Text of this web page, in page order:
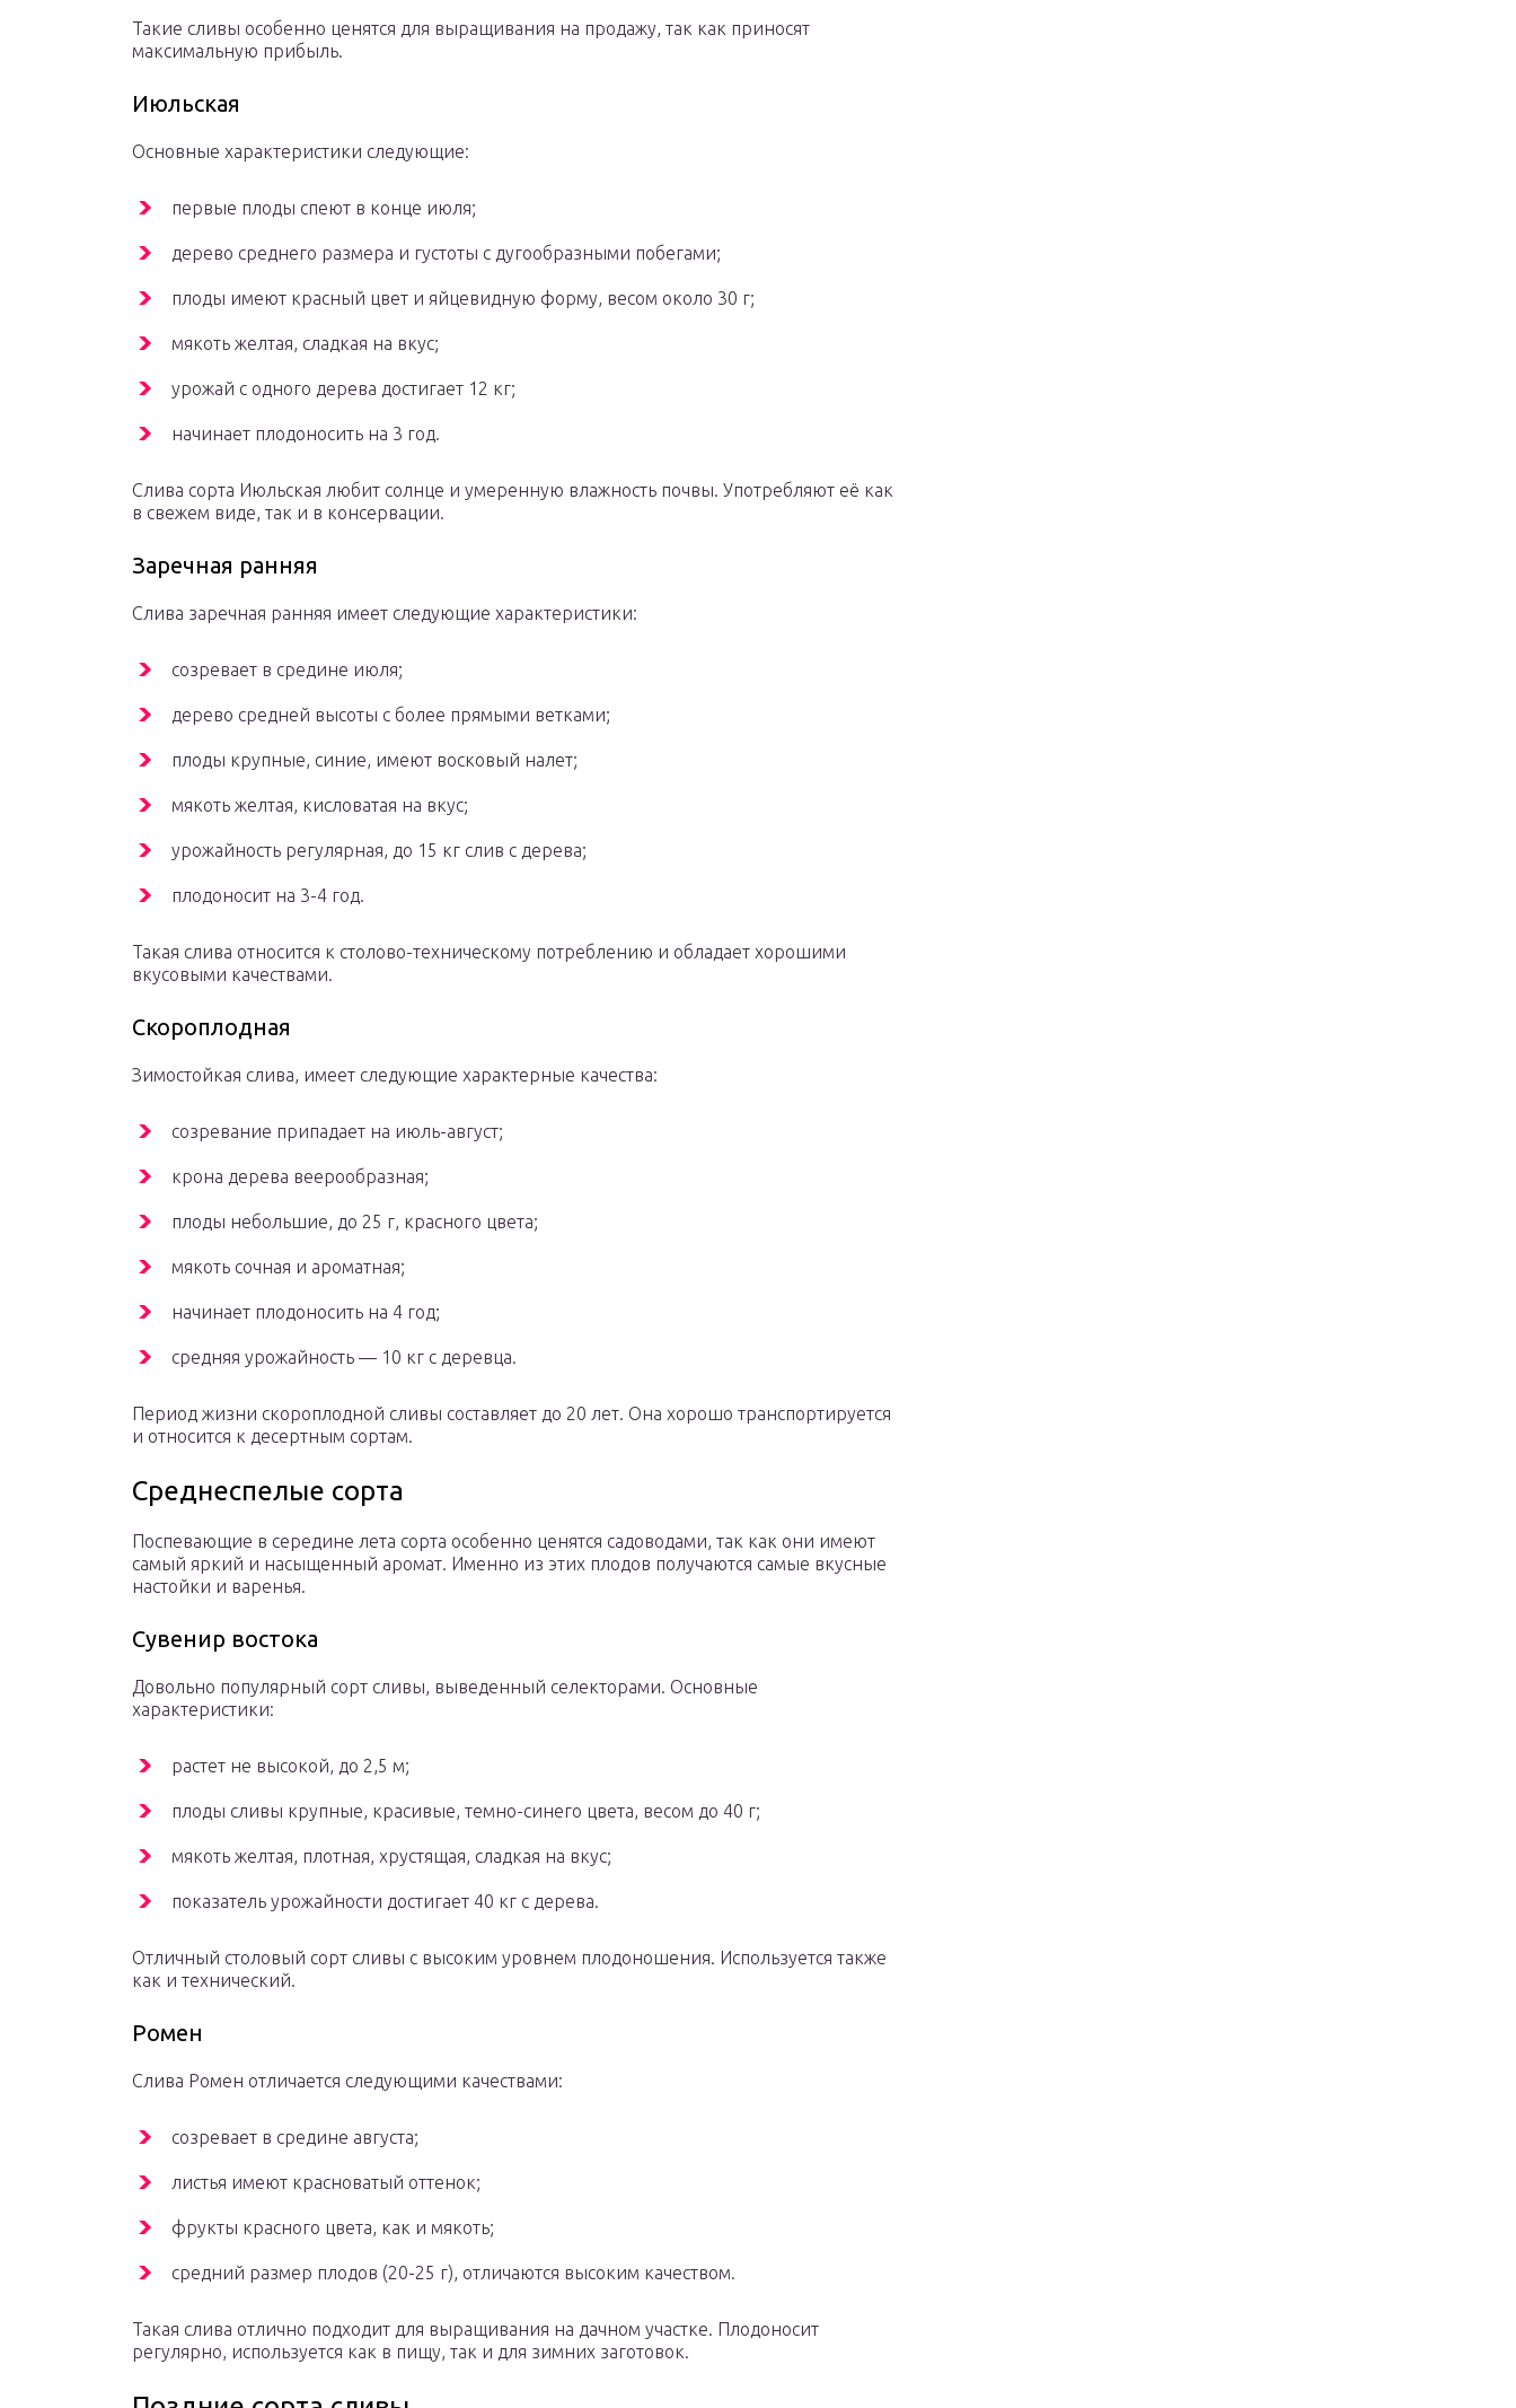
Такие сливы особенно ценятся для выращивания на продажу, так как приносят
максимальную прибыль.
Июльская
Основные характеристики следующие:
первые плоды спеют в конце июля;
дерево среднего размера и густоты с дугообразными побегами;
плоды имеют красный цвет и яйцевидную форму, весом около 30 г;
мякоть желтая, сладкая на вкус;
урожай с одного дерева достигает 12 кг;
начинает плодоносить на 3 год.
Слива сорта Июльская любит солнце и умеренную влажность почвы. Употребляют её как
в свежем виде, так и в консервации.
Заречная ранняя
Слива заречная ранняя имеет следующие характеристики:
созревает в средине июля;
дерево средней высоты с более прямыми ветками;
плоды крупные, синие, имеют восковый налет;
мякоть желтая, кисловатая на вкус;
урожайность регулярная, до 15 кг слив с дерева;
плодоносит на 3-4 год.
Такая слива относится к столово-техническому потреблению и обладает хорошими
вкусовыми качествами.
Скороплодная
Зимостойкая слива, имеет следующие характерные качества:
созревание припадает на июль-август;
крона дерева веерообразная;
плоды небольшие, до 25 г, красного цвета;
мякоть сочная и ароматная;
начинает плодоносить на 4 год;
средняя урожайность — 10 кг с деревца.
Период жизни скороплодной сливы составляет до 20 лет. Она хорошо транспортируется
и относится к десертным сортам.
Среднеспелые сорта
Поспевающие в середине лета сорта особенно ценятся садоводами, так как они имеют
самый яркий и насыщенный аромат. Именно из этих плодов получаются самые вкусные
настойки и варенья.
Сувенир востока
Довольно популярный сорт сливы, выведенный селекторами. Основные
характеристики:
растет не высокой, до 2,5 м;
плоды сливы крупные, красивые, темно-синего цвета, весом до 40 г;
мякоть желтая, плотная, хрустящая, сладкая на вкус;
показатель урожайности достигает 40 кг с дерева.
Отличный столовый сорт сливы с высоким уровнем плодоношения. Используется также
как и технический.
Ромен
Слива Ромен отличается следующими качествами:
созревает в средине августа;
листья имеют красноватый оттенок;
фрукты красного цвета, как и мякоть;
средний размер плодов (20-25 г), отличаются высоким качеством.
Такая слива отлично подходит для выращивания на дачном участке. Плодоносит
регулярно, используется как в пищу, так и для зимних заготовок.